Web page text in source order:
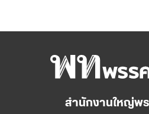
สำนักงานใหญ่พร